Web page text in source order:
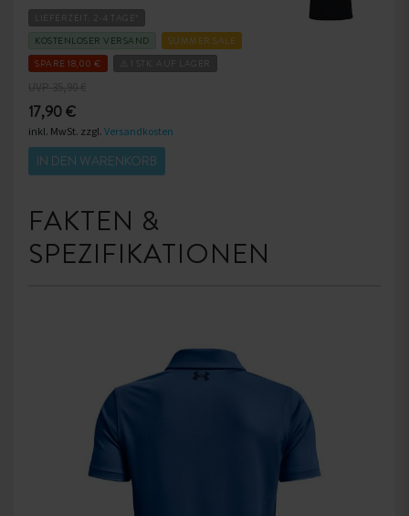
LIEFERZEIT: 2-4 TAGE*
KOSTENLOSER VERSAND
SUMMER SALE
SPARE 18,00 €
⚠️ 1 STK. AUF LAGER
17,90 €
inkl. MwSt. zzgl. Versandkosten
IN DEN WARENKORB
FAKTEN &
SPEZIFIKATIONEN